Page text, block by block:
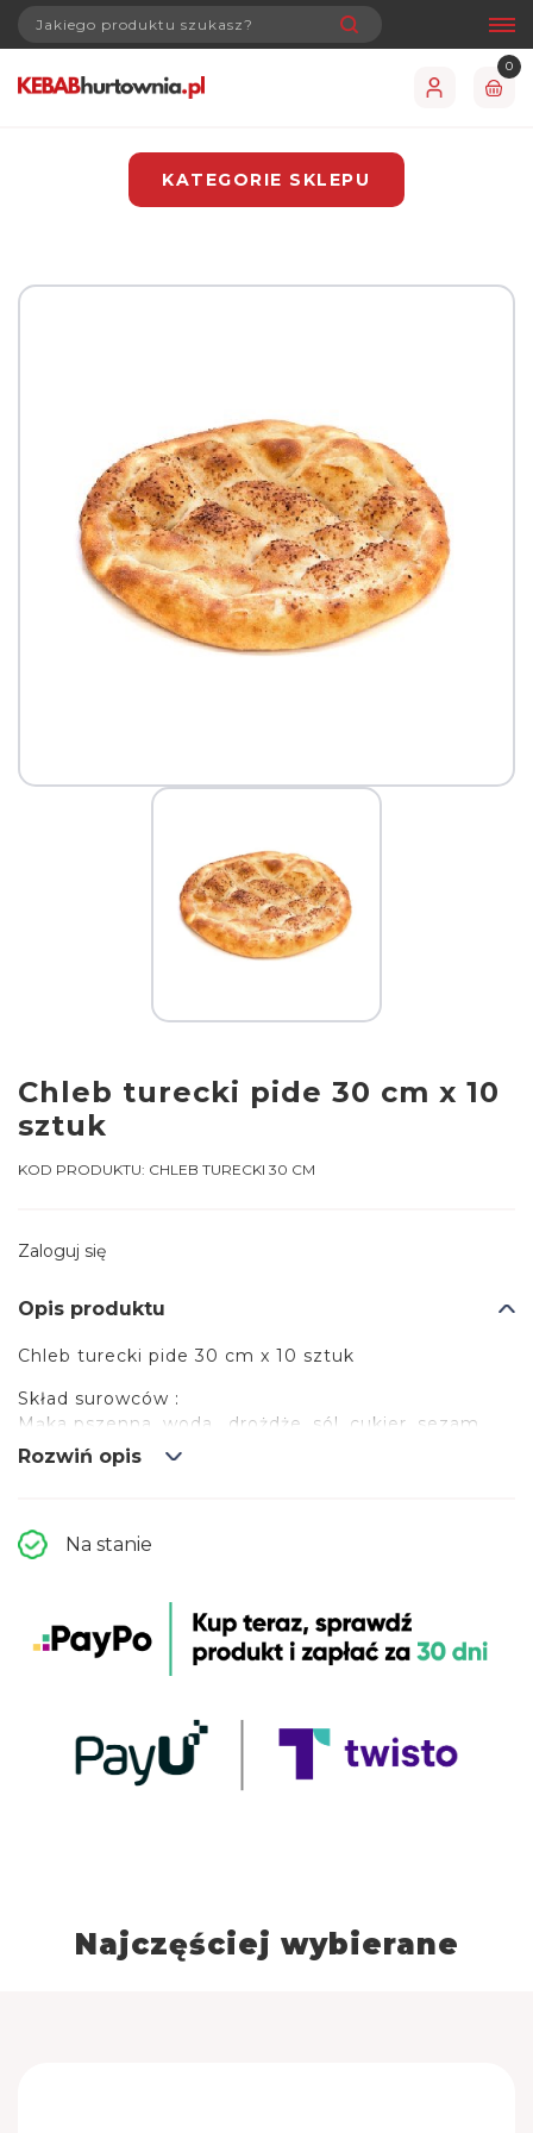
0
KATEGORIE SKLEPU
Chleb turecki pide 30 cm x 10
sztuk
KOD PRODUKTU: CHLEB TURECKI 30 CM
Zaloguj się
Opis produktu
Chleb turecki pide 30 cm x 10 sztuk
Skład surowców :
Mąka pszenna, woda,, drożdże, sól, cukier, sezam,
czarnuszka, cukier gronowy, gluten pszenny,
emulgator E472e, stabilizatory (E450, E341. E412),
drożdże piekarskie nieaktywne
Rozmrożony produkt nie może być zamrożony
ponownie.
Spożyć do 48h po rozmrożeniu.
Rozmrożoną bułkę opiekamy w grillu kontaktowym
w temp. 220°C
przez 1-1,5 min
Rozwiń opis
Na stanie
Najczęściej wybierane